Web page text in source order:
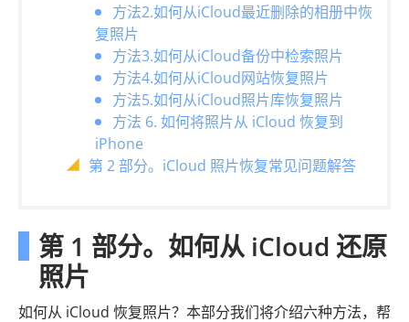
方法2.如何从iCloud最近删除的相册中恢
复照片
方法3.如何从iCloud备份中检索照片
方法4.如何从iCloud网站恢复照片
方法5.如何从iCloud照片库恢复照片
方法 6. 如何将照片从 iCloud 恢复到
iPhone
第 2 部分。iCloud 照片恢复常见问题解答
第 1 部分。如何从 iCloud 还原
照片
如何从 iCloud 恢复照片？本部分我们将介绍六种方法，帮